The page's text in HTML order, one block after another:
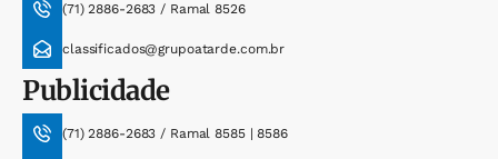
(71) 2886-2683 / Ramal 8526
classificados@grupoatarde.com.br
Publicidade
(71) 2886-2683 / Ramal 8585 | 8586